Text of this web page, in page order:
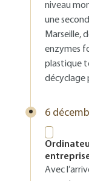
niveau
une
Marseille,
enzymes
plastique
décyclage
6
Avec